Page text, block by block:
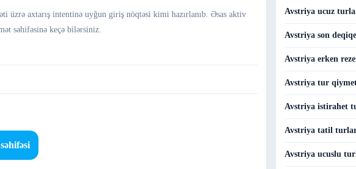
üzrə axtarış intentinə uyğun giriş nöqtəsi kimi hazırlanıb. Əsas aktiv
səhifəsinə keçə bilərsiniz.
Avstriya ucuz
Avstriya son
Avstriya erken
Avstriya tur
Avstriya istirahet
Avstriya tatil
Avstriya ucuslu